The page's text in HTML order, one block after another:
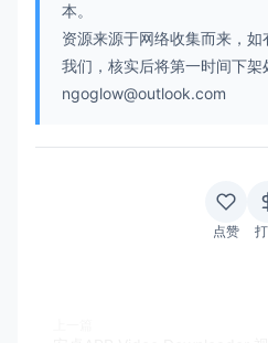
本。
资源来源于网络收集而来，
我们，核实后将第一时间下
ngoglow@outlook.com
点赞